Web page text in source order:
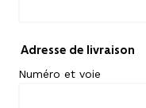
Adresse de livraison
Numéro et voie